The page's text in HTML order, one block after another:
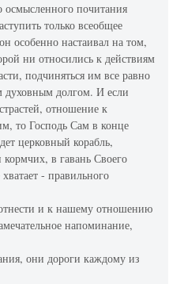
почитания
только всеобщее
особенно настаивал на том,
ни относились к действиям
подчиняться им все равно
духовным долгом. И если
отношение к
то Господь Сам в конце
церковный корабль,
в гавань Своего
- правильного
и к нашему отношению
напоминание,
они дороги каждому из